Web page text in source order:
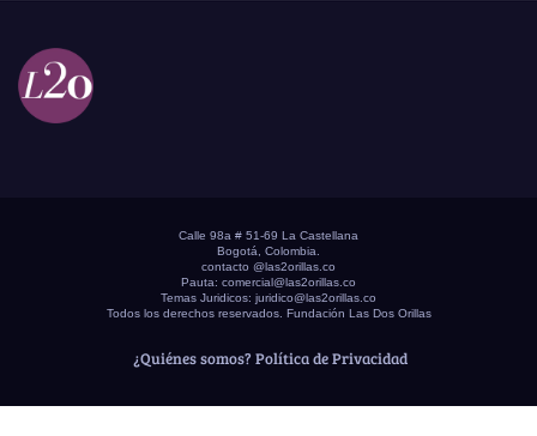
Calle 98a # 51-69 La Castellana
Bogotá, Colombia.
contacto @las2orillas.co
Pauta: comercial@las2orillas.co
Temas Juridicos: juridico@las2orillas.co
Todos los derechos reservados. Fundación Las Dos Orillas
¿Quiénes somos? Política de Privacidad